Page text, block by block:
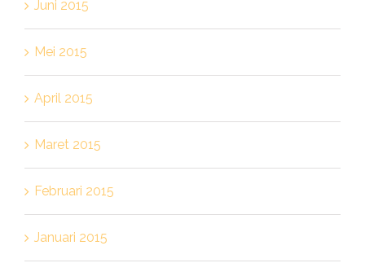
Juni 2015
Mei 2015
April 2015
Maret 2015
Februari 2015
Januari 2015